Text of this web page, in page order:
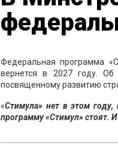
Федеральная программа
вернется в 2027 году.
посвященному развитию
«Стимула» нет в этом
программу «Стимул» стоят.